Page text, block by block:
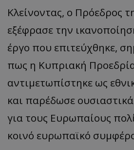
Κλείνοντας, ο Πρόεδρος
εξέφρασε την
έργο που επιτεύχθηκε,
πως η Κυπριακή
αντιμετωπίστηκε ως
και παρέδωσε
για τους Ευρωπαίους
κοινό ευρωπαϊκό